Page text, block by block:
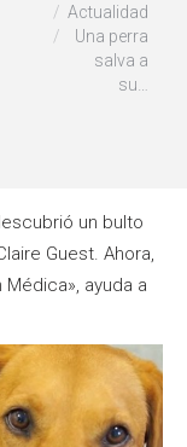
Actualidad
Una perra
salva a
su…
un bulto
Guest. Ahora,
ayuda a